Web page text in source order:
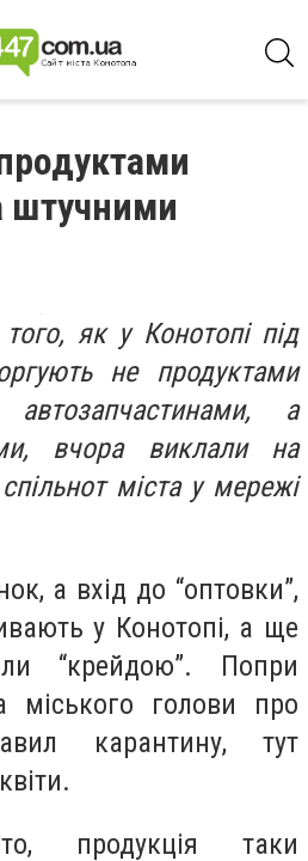
штучними
як у Конотопі під
не продуктами
а
вчора виклали на
спільнот міста у мережі
а вхід до “оптовки”,
у Конотопі, а ще
“крейдою”. Попри
міського голови про
карантину, тут
продукція таки